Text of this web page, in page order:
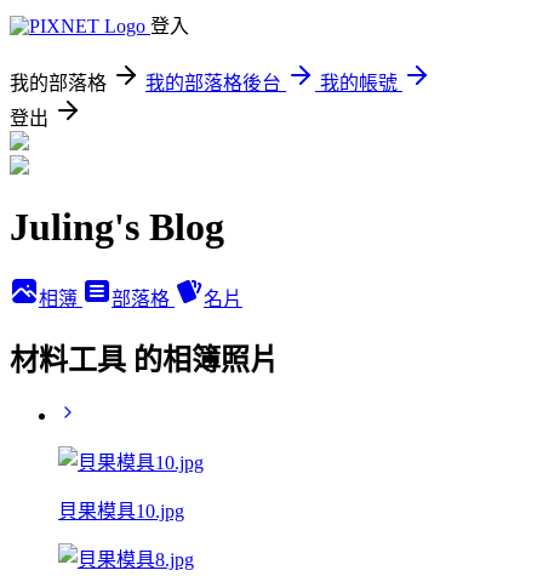
登入
我的部落格 我的部落格後台
我的帳號
登出
Juling's Blog
相簿 部落格 名片
材料工具 的相簿照片
貝果模具10.jpg